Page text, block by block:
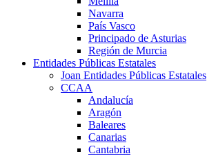
Navarra
País Vasco
Principado de Asturias
Región de Murcia
Entidades Públicas Estatales
Joan Entidades Públicas Estatales
CCAA
Andalucía
Aragón
Baleares
Canarias
Cantabria